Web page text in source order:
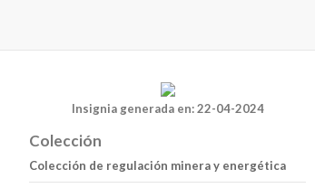
Insignia generada en: 22-04-2024
Colección
Colección de regulación minera y energética